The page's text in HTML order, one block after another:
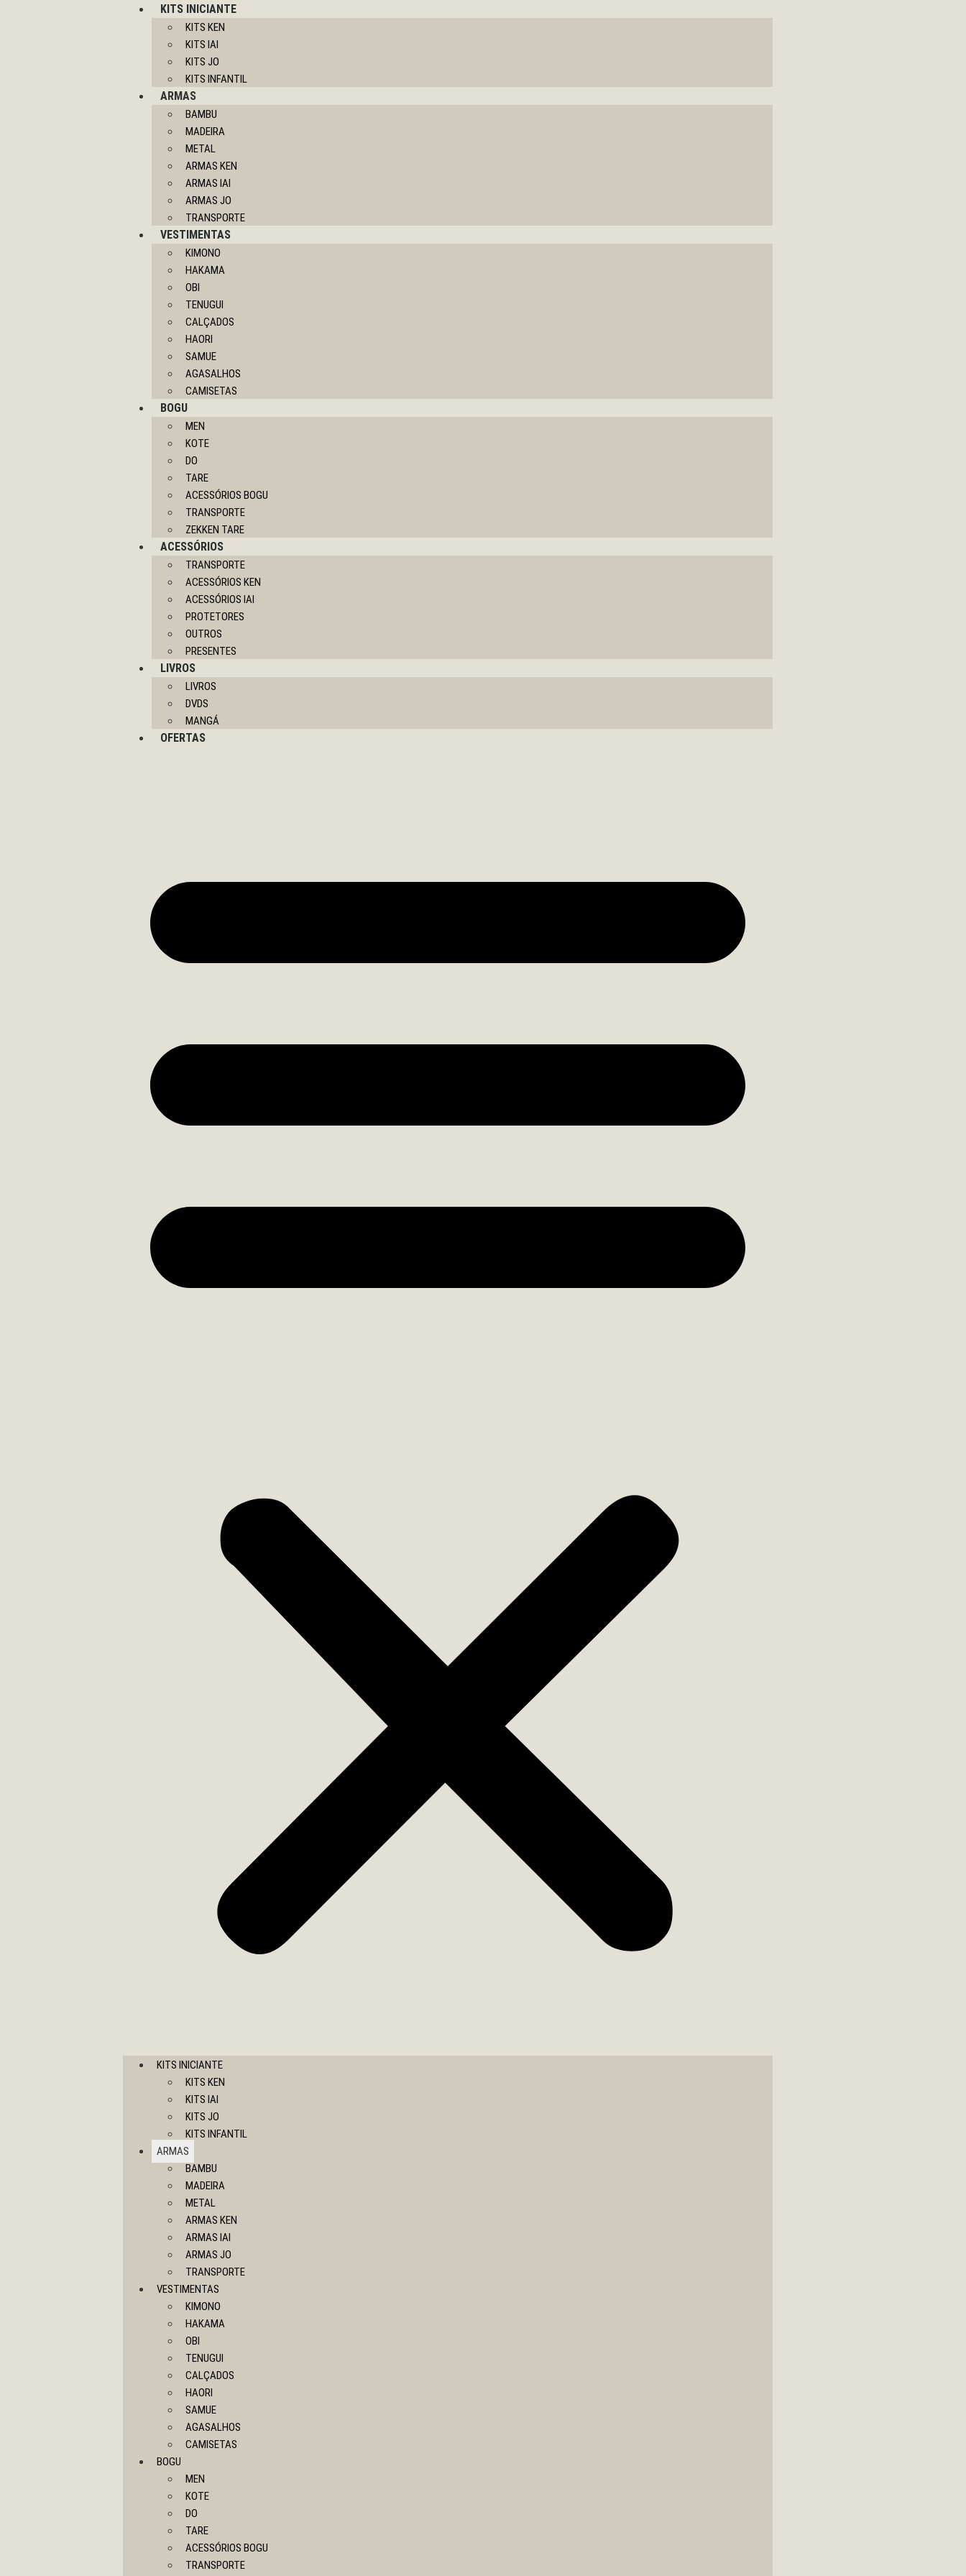
KITS INICIANTE
KITS KEN
KITS IAI
KITS JO
KITS INFANTIL
ARMAS
BAMBU
MADEIRA
METAL
ARMAS KEN
ARMAS IAI
ARMAS JO
TRANSPORTE
VESTIMENTAS
KIMONO
HAKAMA
OBI
TENUGUI
CALÇADOS
HAORI
SAMUE
AGASALHOS
CAMISETAS
BOGU
MEN
KOTE
DO
TARE
ACESSÓRIOS BOGU
TRANSPORTE
ZEKKEN TARE
ACESSÓRIOS
TRANSPORTE
ACESSÓRIOS KEN
ACESSÓRIOS IAI
PROTETORES
OUTROS
PRESENTES
LIVROS
LIVROS
DVDS
MANGÁ
OFERTAS
KITS INICIANTE
KITS KEN
KITS IAI
KITS JO
KITS INFANTIL
ARMAS
BAMBU
MADEIRA
METAL
ARMAS KEN
ARMAS IAI
ARMAS JO
TRANSPORTE
VESTIMENTAS
KIMONO
HAKAMA
OBI
TENUGUI
CALÇADOS
HAORI
SAMUE
AGASALHOS
CAMISETAS
BOGU
MEN
KOTE
DO
TARE
ACESSÓRIOS BOGU
TRANSPORTE